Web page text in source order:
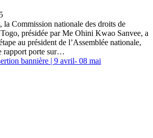
Commission nationale des droits de
présidée par Me Ohini Kwao Sanvee, a
au président de l’Assemblée nationale,
rapport porte sur…